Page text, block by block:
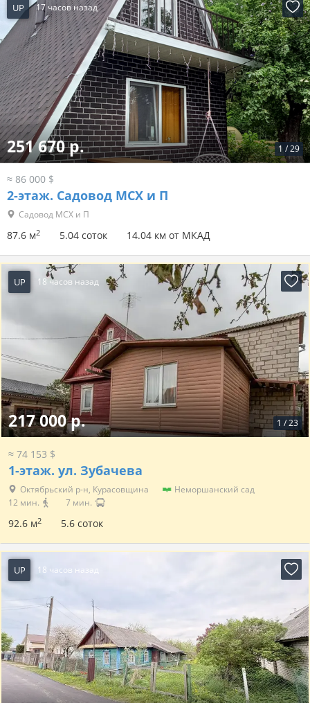
UP 17 часов назад
1 /29
251 670 р.
≈ 86 000 $
2-этаж. Садовод МСХ и П
Садовод МСХ и П
87.6 м2 5.04 соток 14.04 км от МКАД
UP 18 часов назад
1 /23
217 000 р.
≈ 74 153 $
1-этаж. ул. Зубачева
Октябрьский р-н, Курасовщина
Неморшанский сад
12 мин.
7 мин.
92.6 м2 5.6 соток
UP 18 часов назад